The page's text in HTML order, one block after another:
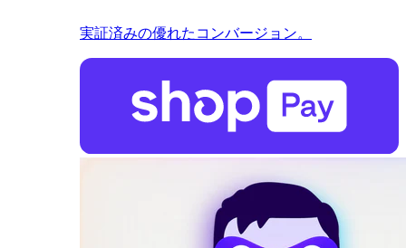
実証済みの優れたコンバージョン。